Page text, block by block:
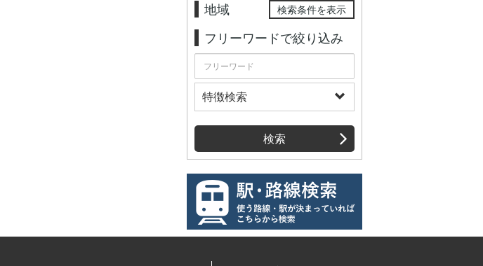
地域 検索条件を表示
フリーワードで絞り込み
特徴検索
検索